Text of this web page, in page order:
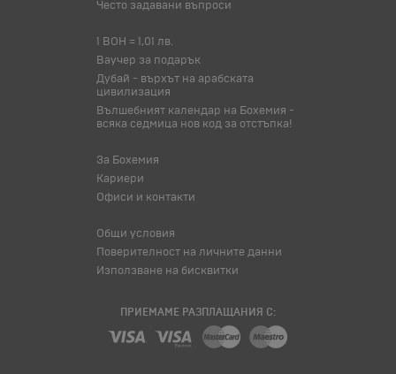
Често задавани въпроси
1 BOH = 1,01 лв.
Ваучер за подарък
Дубай - върхът на арабската
цивилизация
Вълшебният календар на Бохемия -
всяка седмица нов код за отстъпка!
За Бохемия
Кариери
Офиси и контакти
Общи условия
Поверителност на личните данни
Използване на бисквитки
ПРИЕМАМЕ РАЗПЛАЩАНИЯ С: